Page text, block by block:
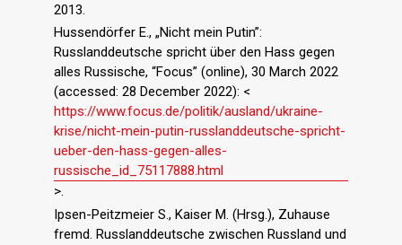
2013.
Hussendörfer E., „Nicht mein Putin”:
Russlanddeutsche spricht über den Hass gegen
alles Russische, “Focus” (online), 30 March 2022
(accessed: 28 December 2022): <
https://www.focus.de/politik/ausland/ukraine-
krise/nicht-mein-putin-russlanddeutsche-spricht-
ueber-den-hass-gegen-alles-
russische_id_75117888.html
>.
Ipsen-Peitzmeier S., Kaiser M. (Hrsg.), Zuhause
fremd. Russlanddeutsche zwischen Russland und